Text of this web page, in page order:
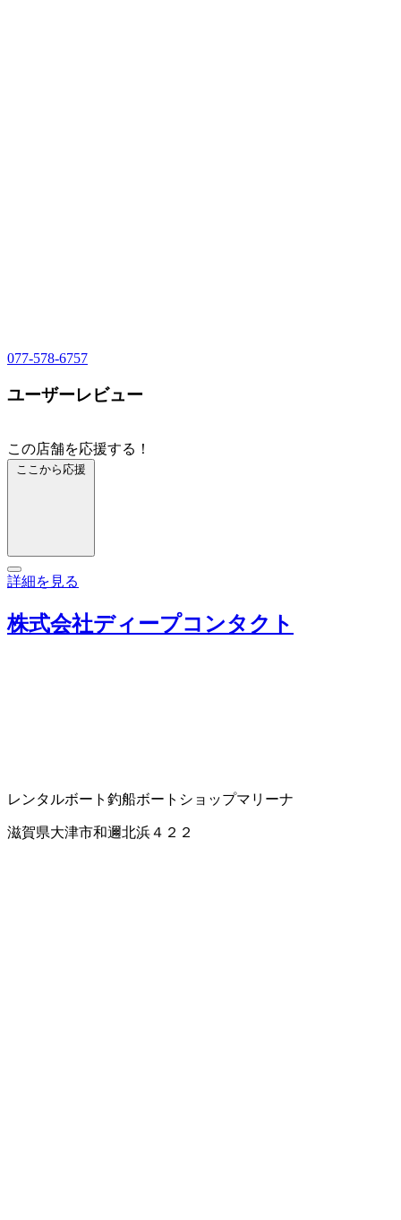
077-578-6757
ユーザーレビュー
この店舗を応援する！
ここから応援
詳細を見る
株式会社ディープコンタクト
レンタルボート 釣船ボートショップマリーナ
滋賀県大津市和邇北浜４２２